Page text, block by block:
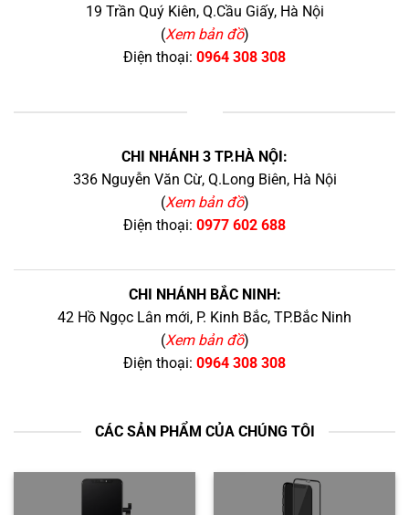
19 Trần Quý Kiên, Q.Cầu Giấy, Hà Nội
(Xem bản đồ)
Điện thoại: 0964 308 308
CHI NHÁNH 3 TP.HÀ NỘI:
336 Nguyễn Văn Cừ, Q.Long Biên, Hà Nội
(Xem bản đồ)
Điện thoại: 0977 602 688
CHI NHÁNH BẮC NINH:
42 Hồ Ngọc Lân mới, P. Kinh Bắc, TP.Bắc Ninh
(Xem bản đồ)
Điện thoại: 0964 308 308
CÁC SẢN PHẨM CỦA CHÚNG TÔI